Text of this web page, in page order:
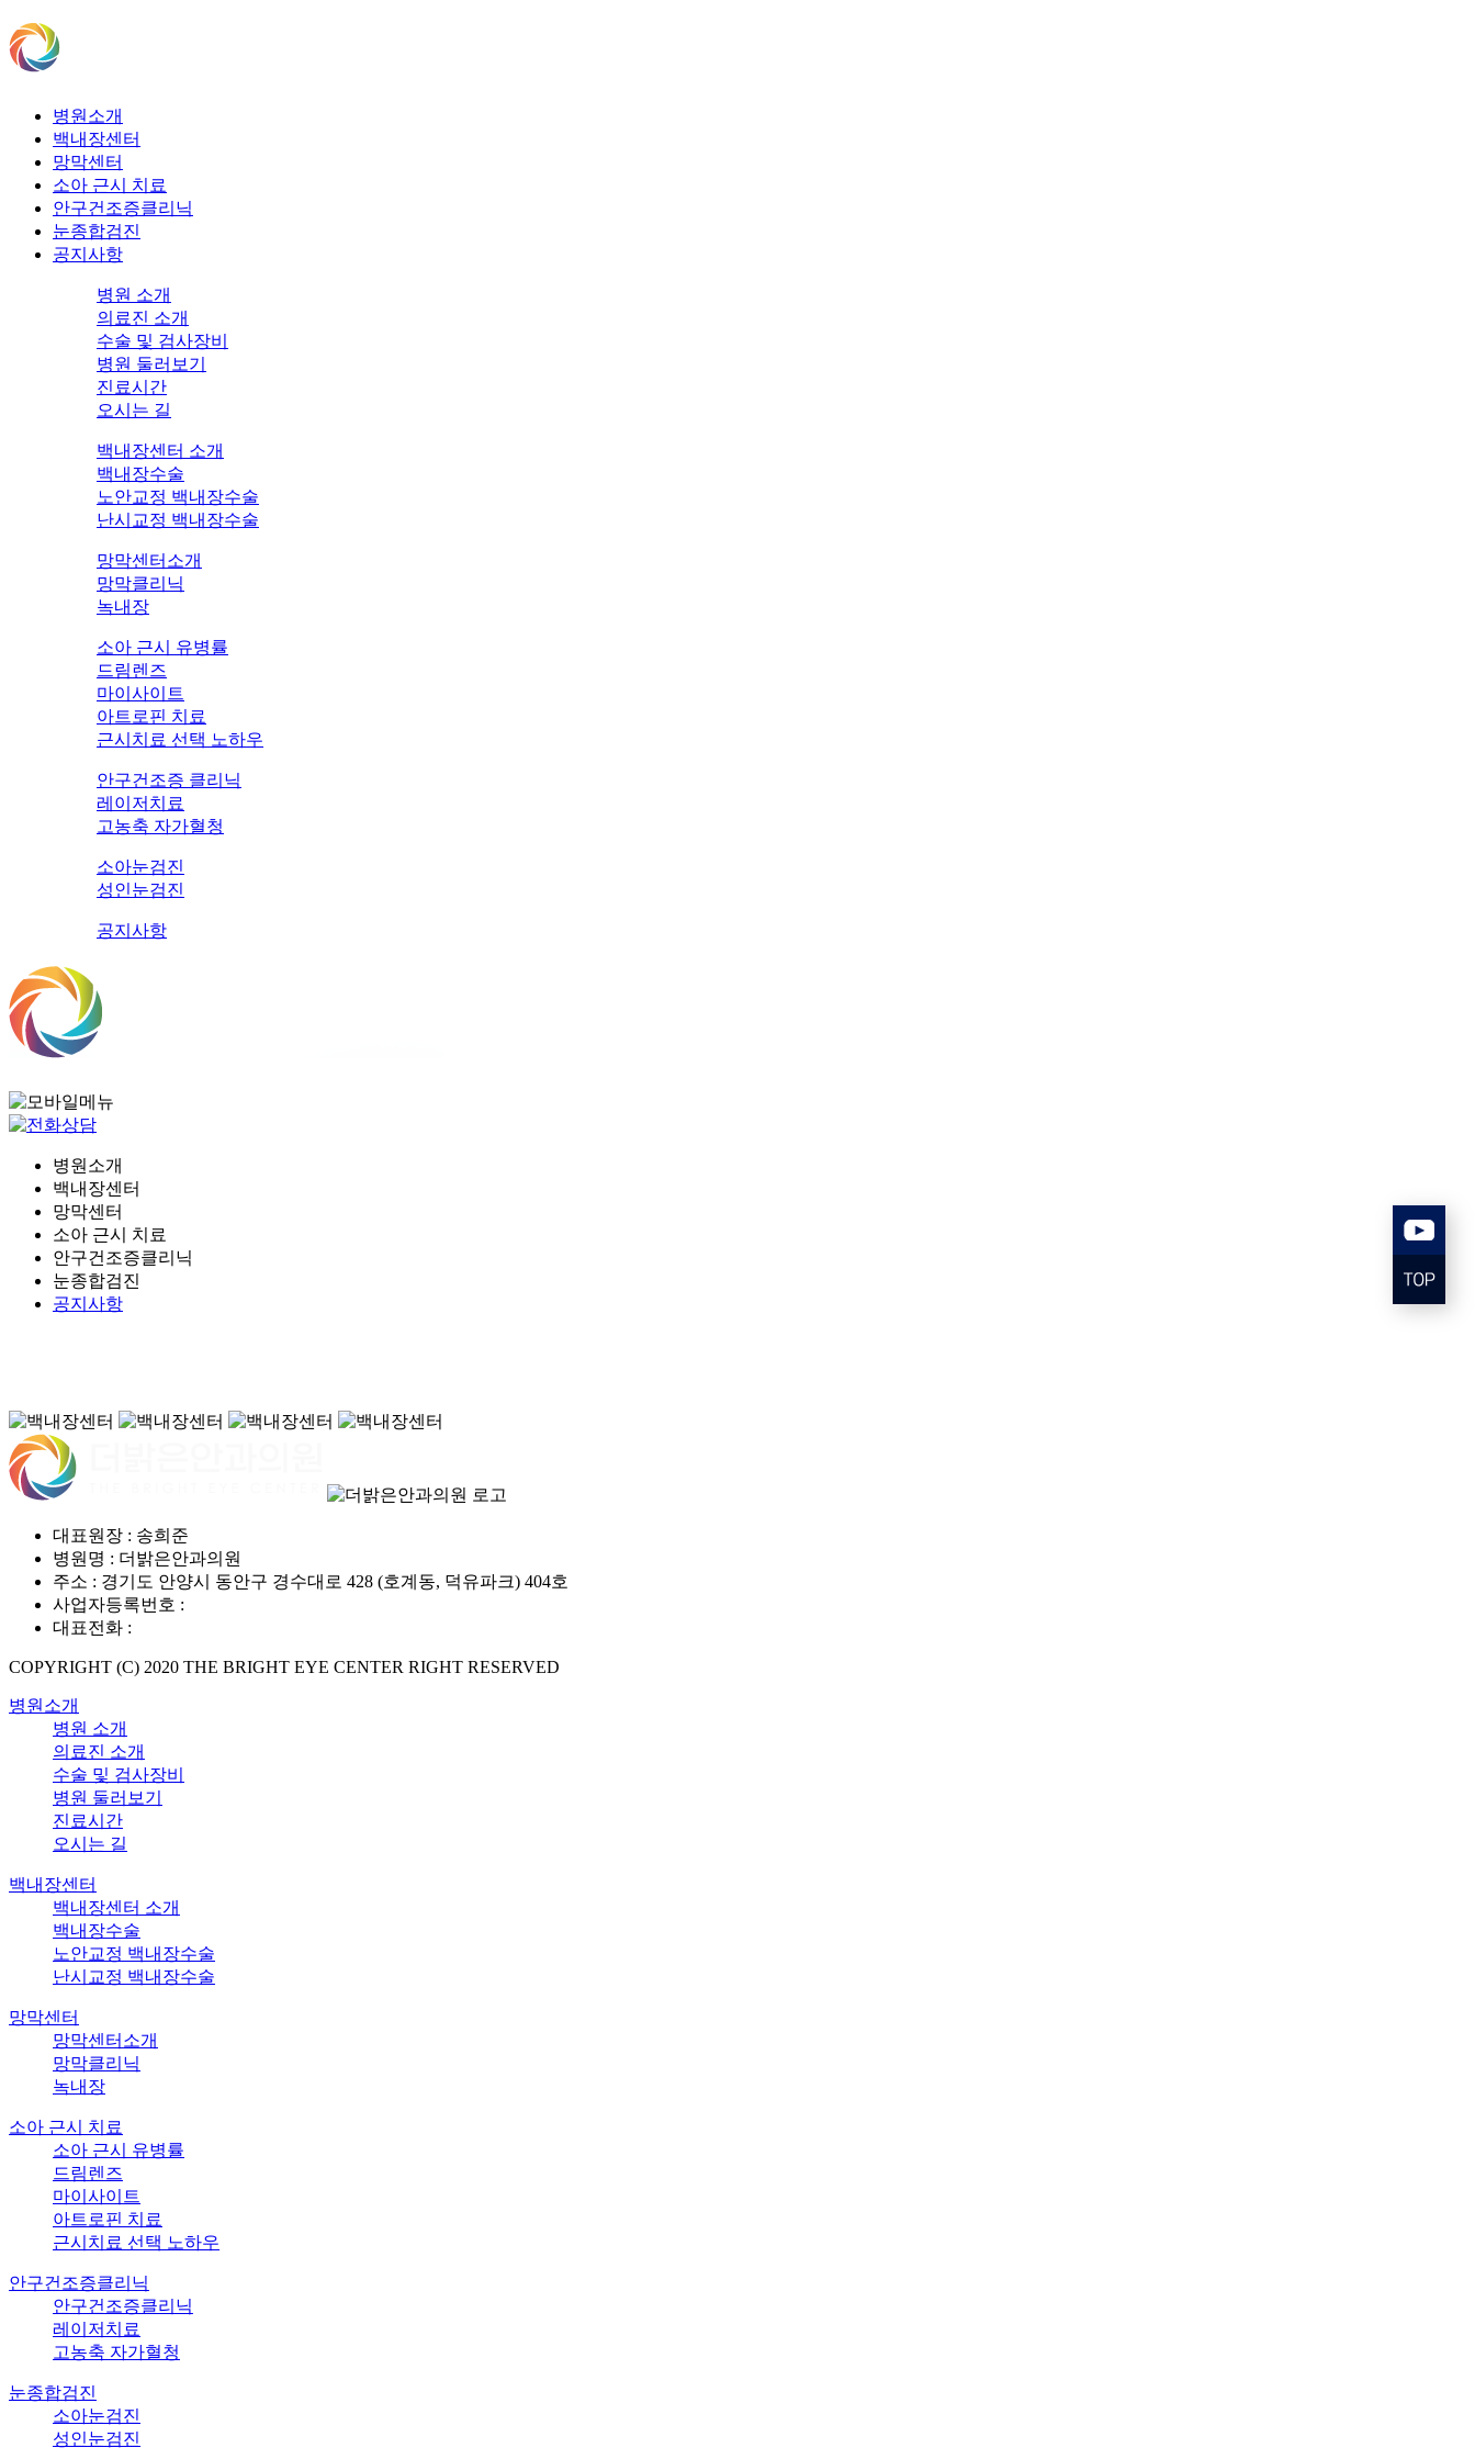
병원소개
백내장센터
망막센터
소아 근시 치료
안구건조증클리닉
눈종합검진
공지사항
병원 소개
의료진 소개
수술 및 검사장비
병원 둘러보기
진료시간
오시는 길
백내장센터 소개
백내장수술
노안교정 백내장수술
난시교정 백내장수술
망막센터소개
망막클리닉
녹내장
소아 근시 유병률
드림렌즈
마이사이트
아트로핀 치료
근시치료 선택 노하우
안구건조증 클리닉
레이저치료
고농축 자가혈청
소아눈검진
성인눈검진
공지사항
병원소개
백내장센터
망막센터
소아 근시 치료
안구건조증클리닉
눈종합검진
공지사항
대표원장 : 송희준
병원명 : 더밝은안과의원
주소 : 경기도 안양시 동안구 경수대로 428 (호계동, 덕유파크) 404호
사업자등록번호 :
대표전화 :
COPYRIGHT (C) 2020 THE BRIGHT EYE CENTER RIGHT RESERVED
병원소개
병원 소개
의료진 소개
수술 및 검사장비
병원 둘러보기
진료시간
오시는 길
백내장센터
백내장센터 소개
백내장수술
노안교정 백내장수술
난시교정 백내장수술
망막센터
망막센터소개
망막클리닉
녹내장
소아 근시 치료
소아 근시 유병률
드림렌즈
마이사이트
아트로핀 치료
근시치료 선택 노하우
안구건조증클리닉
안구건조증클리닉
레이저치료
고농축 자가혈청
눈종합검진
소아눈검진
성인눈검진